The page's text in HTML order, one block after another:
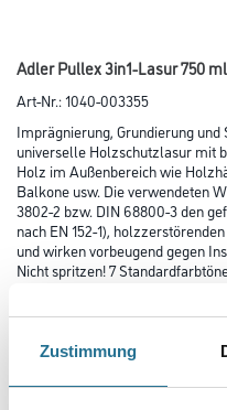
Zustimmung
Adler Pullex 3in1-Lasur 750
Art-Nr.:1040-003355
Imprägnierung, Grundierung
universelle Holzschutzlasur mit
Holz im Außenbereich wie
Balkone usw. Die verwendeten
3802-2 bzw. DIN 68800-3 den
nach EN 152-1),
und wirken vorbeugend gegen
Nicht spritzen! 7